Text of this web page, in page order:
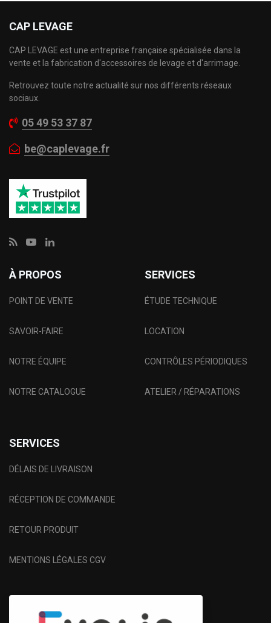
CAP LEVAGE
CAP LEVAGE est une entreprise française spécialisée dans la
vente et la fabrication d'accessoires de levage et d'arrimage.
Retrouvez toute notre actualité sur nos différents réseaux
sociaux.
05 49 53 37 87
be@caplevage.fr
À PROPOS
POINT DE VENTE
SAVOIR-FAIRE
NOTRE ÉQUIPE
NOTRE CATALOGUE
SERVICES
ÉTUDE TECHNIQUE
LOCATION
CONTRÔLES PÉRIODIQUES
ATELIER / RÉPARATIONS
SERVICES
DÉLAIS DE LIVRAISON
RÉCEPTION DE COMMANDE
RETOUR PRODUIT
MENTIONS LÉGALES CGV